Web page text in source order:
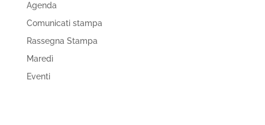
Agenda
Comunicati stampa
Rassegna Stampa
Maredì
Eventi